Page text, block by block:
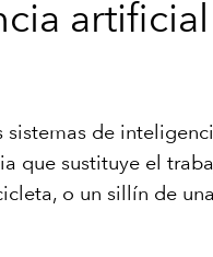
de
que sustituye el
o un sillín de